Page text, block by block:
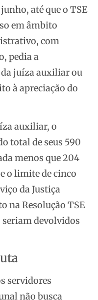
até que o TSE
em âmbito
com
pedia a
da juíza auxiliar ou
à apreciação do
auxiliar, o
total de seus 590
menos que 204
o limite de cinco
da Justiça
na Resolução TSE
seriam devolvidos
servidores
não busca